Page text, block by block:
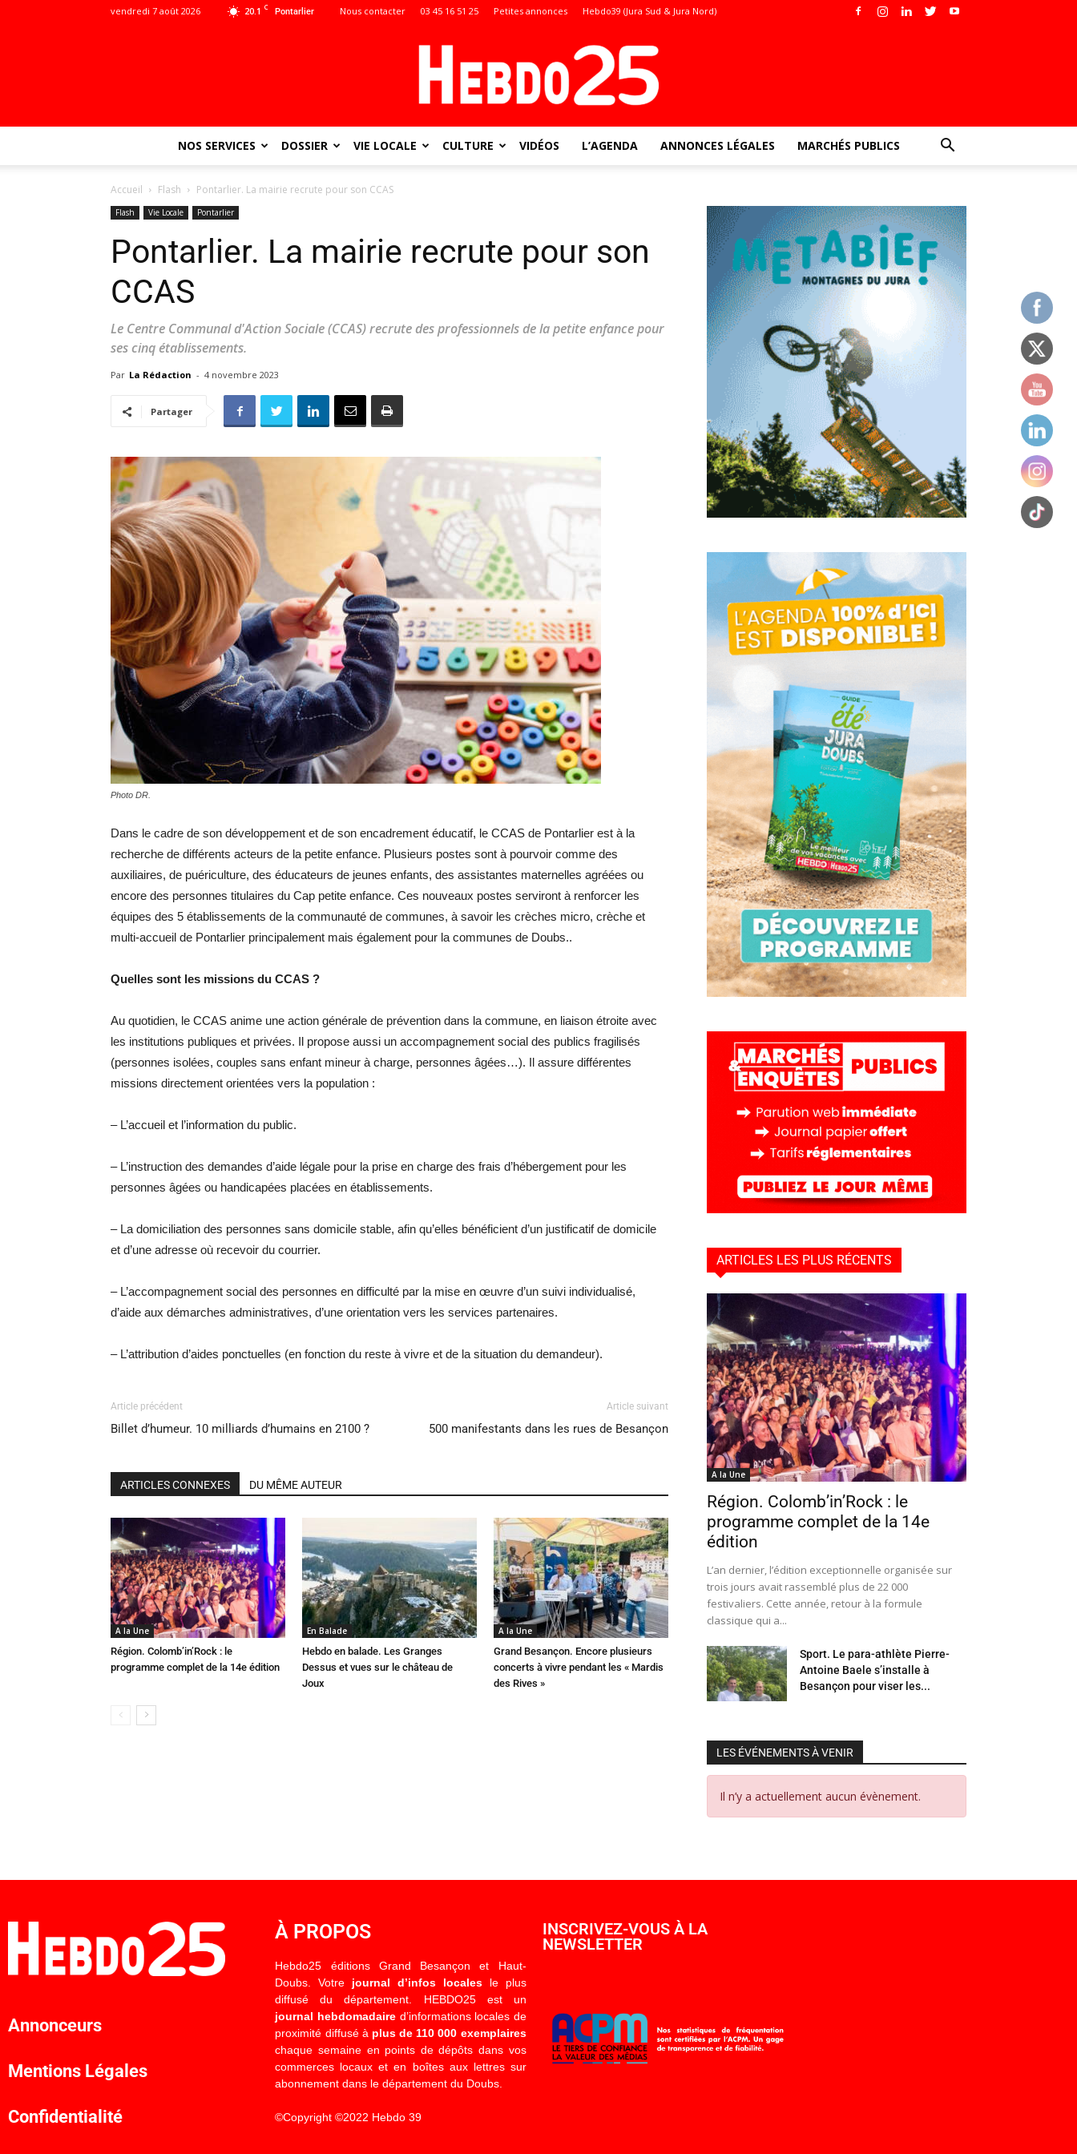
20.1 C Pontarlier
vendredi 7 août 2026 Nous contacter 03 45 16 51 25 Petites annonces Hebdo39 (Jura Sud & Jura Nord)
:
locale
–
Hebdo25
NOS SERVICES DOSSIER VIE LOCALE CULTURE VIDÉOS L’AGENDA ANNONCES LÉGALES MARCHÉS PUBLICS
Accueil Flash Pontarlier. La mairie recrute pour son CCAS
Flash Vie Locale Pontarlier
Pontarlier. La mairie recrute pour son
CCAS
Le Centre Communal d'Action Sociale (CCAS) recrute des professionnels de la petite enfance pour
ses cinq établissements.
Par La Rédaction - 4 novembre 2023
Partager
Photo DR.
Dans le cadre de son développement et de son encadrement éducatif, le CCAS de Pontarlier est à la
recherche de différents acteurs de la petite enfance. Plusieurs postes sont à pourvoir comme des
auxiliaires, de puériculture, des éducateurs de jeunes enfants, des assistantes maternelles agréées ou
encore des personnes titulaires du Cap petite enfance. Ces nouveaux postes serviront à renforcer les
équipes des 5 établissements de la communauté de communes, à savoir les crèches micro, crèche et
multi-accueil de Pontarlier principalement mais également pour la communes de Doubs..
Quelles sont les missions du CCAS ?
Au quotidien, le CCAS anime une action générale de prévention dans la commune, en liaison étroite avec
les institutions publiques et privées. Il propose aussi un accompagnement social des publics fragilisés
(personnes isolées, couples sans enfant mineur à charge, personnes âgées…). Il assure différentes
missions directement orientées vers la population :
– L’accueil et l’information du public.
– L’instruction des demandes d’aide légale pour la prise en charge des frais d’hébergement pour les
personnes âgées ou handicapées placées en établissements.
– La domiciliation des personnes sans domicile stable, afin qu’elles bénéficient d’un justificatif de domicile
et d’une adresse où recevoir du courrier.
– L’accompagnement social des personnes en difficulté par la mise en œuvre d’un suivi individualisé,
d’aide aux démarches administratives, d’une orientation vers les services partenaires.
– L’attribution d’aides ponctuelles (en fonction du reste à vivre et de la situation du demandeur).
Article précédent
Billet d’humeur. 10 milliards d’humains en 2100 ?
Article suivant
500 manifestants dans les rues de Besançon
ARTICLES CONNEXES DU MÊME AUTEUR
A la Une
Région. Colomb’in’Rock : le
programme complet de la 14e édition
En Balade
Hebdo en balade. Les Granges
Dessus et vues sur le château de
Joux
A la Une
Grand Besançon. Encore plusieurs
concerts à vivre pendant les « Mardis
des Rives »
ARTICLES LES PLUS RÉCENTS
A la Une
Région. Colomb’in’Rock : le
programme complet de la 14e
édition
L’an dernier, l’édition exceptionnelle organisée sur
trois jours avait rassemblé plus de 22 000
festivaliers. Cette année, retour à la formule
classique qui a...
Sport. Le para-athlète Pierre-
Antoine Baele s’installe à
Besançon pour viser les...
LES ÉVÉNEMENTS À VENIR
Il n’y a actuellement aucun évènement.
Annonceurs
Mentions Légales
Confidentialité
À PROPOS
Hebdo25 éditions Grand Besançon et Haut-
Doubs. Votre journal d’infos localesle plus
diffusé du département. HEBDO25 est un
journal hebdomadaired’informations locales de
proximité diffusé à plus de 110 000 exemplaires
chaque semaine en points de dépôts dans vos
commerces locaux et en boîtes aux lettres sur
abonnement dans le département du Doubs.
©Copyright ©2022 Hebdo 39
INSCRIVEZ-VOUS À LA
NEWSLETTER